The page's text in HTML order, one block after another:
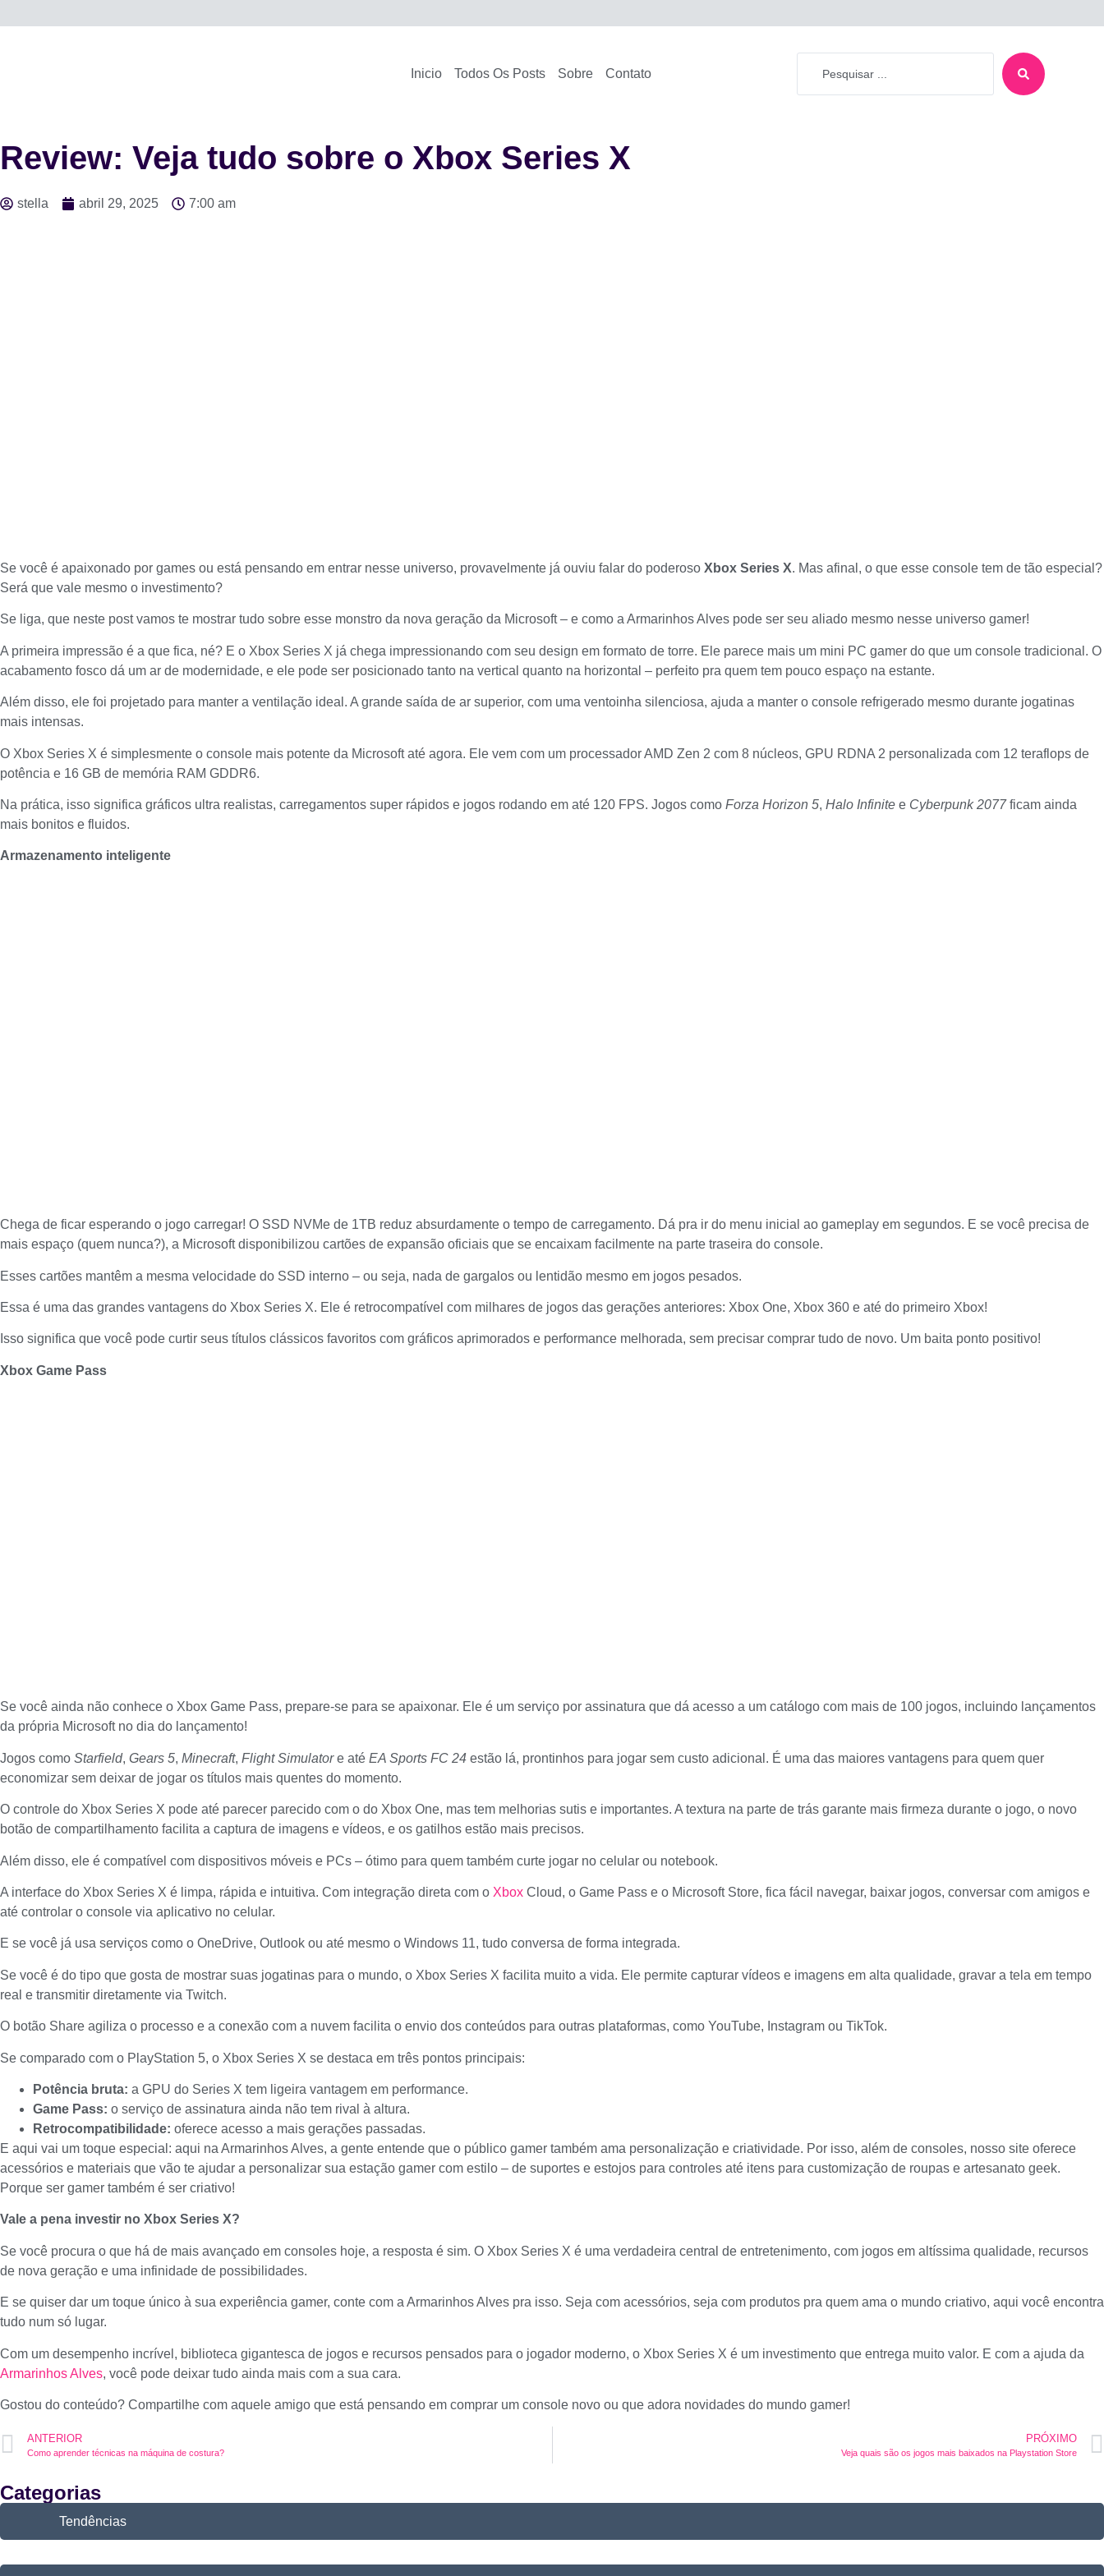
Inicio Todos Os Posts Sobre Contato
Review: Veja tudo sobre o Xbox Series X
stella abril 29, 2025 7:00 am
Se você é apaixonado por games ou está pensando em entrar nesse universo, provavelmente já ouviu falar do poderoso Xbox Series X. Mas afinal, o que esse console tem de tão especial?
Será que vale mesmo o investimento?
Se liga, que neste post vamos te mostrar tudo sobre esse monstro da nova geração da Microsoft – e como a Armarinhos Alves pode ser seu aliado mesmo nesse universo gamer!
A primeira impressão é a que fica, né? E o Xbox Series X já chega impressionando com seu design em formato de torre. Ele parece mais um mini PC gamer do que um console tradicional. O
acabamento fosco dá um ar de modernidade, e ele pode ser posicionado tanto na vertical quanto na horizontal – perfeito pra quem tem pouco espaço na estante.
Além disso, ele foi projetado para manter a ventilação ideal. A grande saída de ar superior, com uma ventoinha silenciosa, ajuda a manter o console refrigerado mesmo durante jogatinas
mais intensas.
O Xbox Series X é simplesmente o console mais potente da Microsoft até agora. Ele vem com um processador AMD Zen 2 com 8 núcleos, GPU RDNA 2 personalizada com 12 teraflops de
potência e 16 GB de memória RAM GDDR6.
Na prática, isso significa gráficos ultra realistas, carregamentos super rápidos e jogos rodando em até 120 FPS. Jogos como Forza Horizon 5, Halo Infinite e Cyberpunk 2077ficam ainda
mais bonitos e fluidos.
Armazenamento inteligente
Chega de ficar esperando o jogo carregar! O SSD NVMe de 1TB reduz absurdamente o tempo de carregamento. Dá pra ir do menu inicial ao gameplay em segundos. E se você precisa de
mais espaço (quem nunca?), a Microsoft disponibilizou cartões de expansão oficiais que se encaixam facilmente na parte traseira do console.
Esses cartões mantêm a mesma velocidade do SSD interno – ou seja, nada de gargalos ou lentidão mesmo em jogos pesados.
Essa é uma das grandes vantagens do Xbox Series X. Ele é retrocompatível com milhares de jogos das gerações anteriores: Xbox One, Xbox 360 e até do primeiro Xbox!
Isso significa que você pode curtir seus títulos clássicos favoritos com gráficos aprimorados e performance melhorada, sem precisar comprar tudo de novo. Um baita ponto positivo!
Xbox Game Pass
Se você ainda não conhece o Xbox Game Pass, prepare-se para se apaixonar. Ele é um serviço por assinatura que dá acesso a um catálogo com mais de 100 jogos, incluindo lançamentos
da própria Microsoft no dia do lançamento!
Jogos como Starfield, Gears 5, Minecraft, Flight Simulatore até EA Sports FC 24 estão lá, prontinhos para jogar sem custo adicional. É uma das maiores vantagens para quem quer
economizar sem deixar de jogar os títulos mais quentes do momento.
O controle do Xbox Series X pode até parecer parecido com o do Xbox One, mas tem melhorias sutis e importantes. A textura na parte de trás garante mais firmeza durante o jogo, o novo
botão de compartilhamento facilita a captura de imagens e vídeos, e os gatilhos estão mais precisos.
Além disso, ele é compatível com dispositivos móveis e PCs – ótimo para quem também curte jogar no celular ou notebook.
A interface do Xbox Series X é limpa, rápida e intuitiva. Com integração direta com o Xbox Cloud, o Game Pass e o Microsoft Store, fica fácil navegar, baixar jogos, conversar com amigos e
até controlar o console via aplicativo no celular.
E se você já usa serviços como o OneDrive, Outlook ou até mesmo o Windows 11, tudo conversa de forma integrada.
Se você é do tipo que gosta de mostrar suas jogatinas para o mundo, o Xbox Series X facilita muito a vida. Ele permite capturar vídeos e imagens em alta qualidade, gravar a tela em tempo
real e transmitir diretamente via Twitch.
O botão Share agiliza o processo e a conexão com a nuvem facilita o envio dos conteúdos para outras plataformas, como YouTube, Instagram ou TikTok.
Se comparado com o PlayStation 5, o Xbox Series X se destaca em três pontos principais:
Potência bruta: a GPU do Series X tem ligeira vantagem em performance.
Game Pass: o serviço de assinatura ainda não tem rival à altura.
Retrocompatibilidade: oferece acesso a mais gerações passadas.
E aqui vai um toque especial: aqui na Armarinhos Alves, a gente entende que o público gamer também ama personalização e criatividade. Por isso, além de consoles, nosso site oferece
acessórios e materiais que vão te ajudar a personalizar sua estação gamer com estilo – de suportes e estojos para controles até itens para customização de roupas e artesanato geek.
Porque ser gamer também é ser criativo!
Vale a pena investir no Xbox Series X?
Se você procura o que há de mais avançado em consoles hoje, a resposta é sim. O Xbox Series X é uma verdadeira central de entretenimento, com jogos em altíssima qualidade, recursos
de nova geração e uma infinidade de possibilidades.
E se quiser dar um toque único à sua experiência gamer, conte com a Armarinhos Alves pra isso. Seja com acessórios, seja com produtos pra quem ama o mundo criativo, aqui você encontra
tudo num só lugar.
Com um desempenho incrível, biblioteca gigantesca de jogos e recursos pensados para o jogador moderno, o Xbox Series X é um investimento que entrega muito valor. E com a ajuda da
Armarinhos Alves, você pode deixar tudo ainda mais com a sua cara.
Gostou do conteúdo? Compartilhe com aquele amigo que está pensando em comprar um console novo ou que adora novidades do mundo gamer!
ANTERIOR
Como aprender técnicas na máquina de costura?
PRÓXIMO
Veja quais são os jogos mais baixados na Playstation Store
Categorias
Tendências